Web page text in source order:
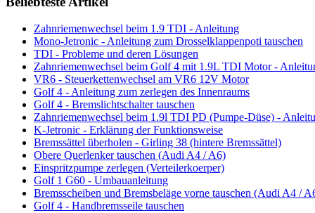
Zahnriemenwechsel beim 1.9 TDI - Anleitung
Mono-Jetronic - Anleitung zum Drosselklappenpoti tauschen
TDI - Probleme und deren Lösungen
Zahnriemenwechsel beim Golf 4 mit 1.9L TDI Motor -
VR6 - Steuerkettenwechsel am VR6 12V Motor
Golf 4 - Anleitung zum zerlegen des Innenraums
Golf 4 - Bremslichtschalter tauschen
Zahnriemenwechsel beim 1.9l TDI PD (Pumpe-Düse) -
K-Jetronic - Erklärung der Funktionsweise
Bremssättel überholen - Girling 38 (hintere Bremssättel)
Obere Querlenker tauschen (Audi A4 / A6)
Einspritzpumpe zerlegen (Verteilerkoerper)
Golf 1 G60 - Umbauanleitung
Bremsscheiben und Bremsbeläge vorne tauschen (Audi A4 /
Golf 4 - Handbremsseile tauschen